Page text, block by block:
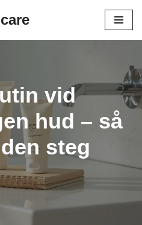
vid
hud – så
steg